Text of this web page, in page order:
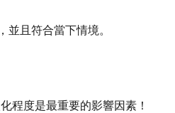
且符合當下情境。
程度是最重要的影響因素！